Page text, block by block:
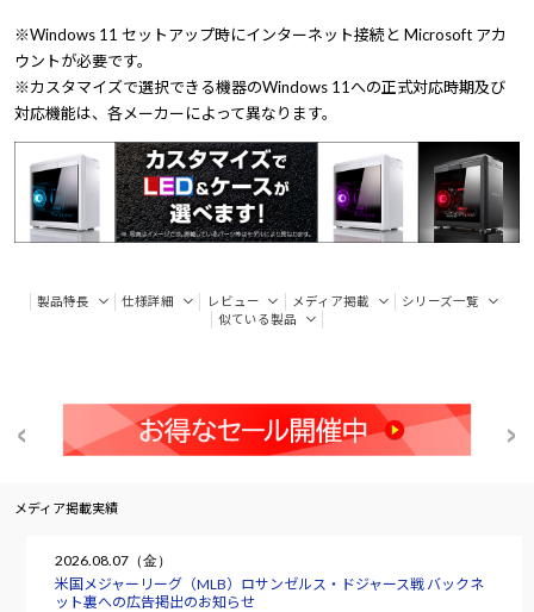
※Windows 11 セットアップ時にインターネット接続と Microsoft アカ
ウントが必要です。
※カスタマイズで選択できる機器のWindows 11への正式対応時期及び
対応機能は、各メーカーによって異なります。
製品特長 仕様詳細 レビュー メディア掲載
シリーズ一覧
似ている製品
メディア掲載実績
2026.08.07（金）
米国メジャーリーグ（MLB）ロサンゼルス・ドジャース戦 バックネ
ット裏への広告掲出のお知らせ